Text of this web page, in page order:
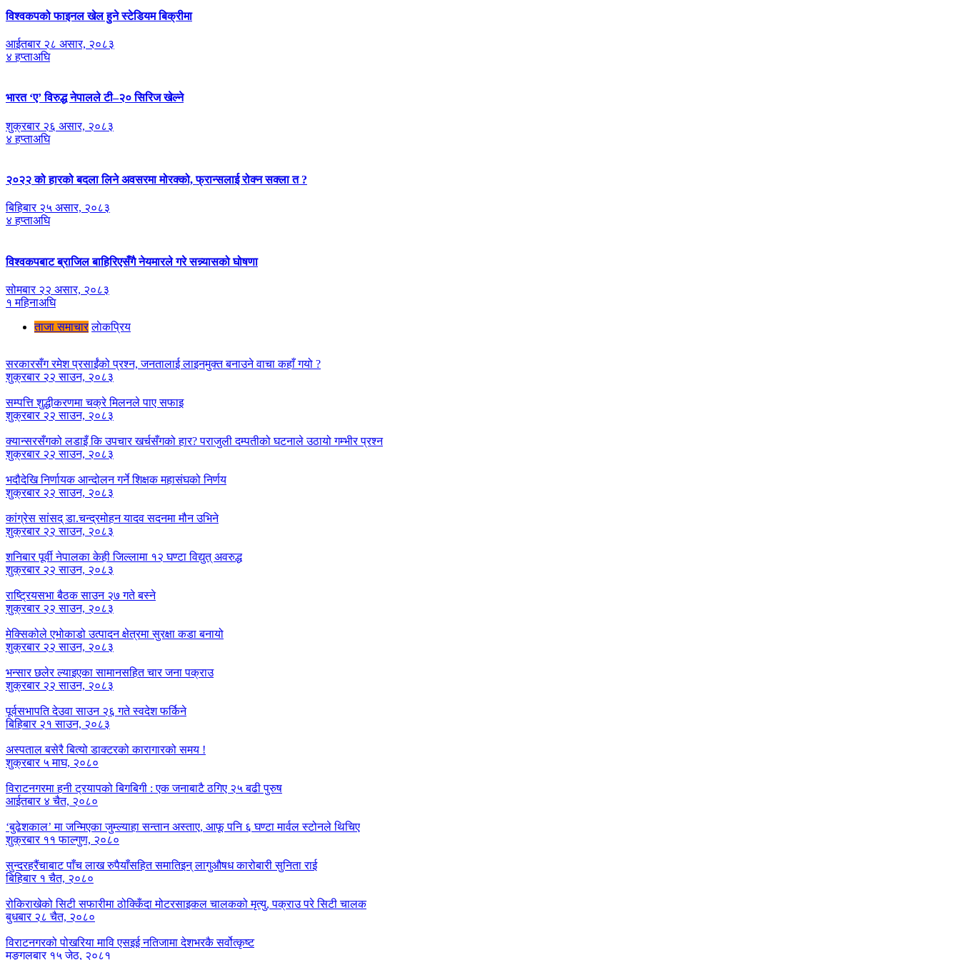
विश्वकपको फाइनल खेल हुने स्टेडियम बिक्रीमा
आईतबार २८ असार, २०८३
४ हप्ताअघि
भारत ‘ए’ विरुद्ध नेपालले टी–२० सिरिज खेल्ने
शुक्रबार २६ असार, २०८३
४ हप्ताअघि
२०२२ को हारको बदला लिने अवसरमा मोरक्को, फ्रान्सलाई रोक्न सक्ला त ?
बिहिबार २५ असार, २०८३
४ हप्ताअघि
विश्वकपबाट ब्राजिल बाहिरिएसँगै नेयमारले गरे सन्न्यासको घोषणा
सोमबार २२ असार, २०८३
१ महिनाअघि
ताजा समाचार लाेकप्रिय
सरकारसँग रमेश प्रसाईंको प्रश्न, जनतालाई लाइनमुक्त बनाउने वाचा कहाँ गयो ?
शुक्रबार २२ साउन, २०८३
सम्पत्ति शुद्धीकरणमा चक्रे मिलनले पाए सफाइ
शुक्रबार २२ साउन, २०८३
क्यान्सरसँगको लडाइँ कि उपचार खर्चसँगको हार? पराजुली दम्पतीको घटनाले उठायो गम्भीर प्रश्न
शुक्रबार २२ साउन, २०८३
भदौदेखि निर्णायक आन्दोलन गर्ने शिक्षक महासंघको निर्णय
शुक्रबार २२ साउन, २०८३
कांग्रेस सांसद् डा‍‍.चन्द्रमोहन यादव सदनमा मौन उभिने
शुक्रबार २२ साउन, २०८३
शनिबार पूर्वी नेपालका केही जिल्लामा १२ घण्टा विद्युत् अवरुद्ध
शुक्रबार २२ साउन, २०८३
राष्ट्रियसभा बैठक साउन २७ गते बस्ने
शुक्रबार २२ साउन, २०८३
मेक्सिकोले एभोकाडो उत्पादन क्षेत्रमा सुरक्षा कडा बनायो
शुक्रबार २२ साउन, २०८३
भन्सार छलेर ल्याइएका सामानसहित चार जना पक्राउ
शुक्रबार २२ साउन, २०८३
पूर्वसभापति देउवा साउन २६ गते स्वदेश फर्किने
बिहिबार २१ साउन, २०८३
अस्पताल बसेरै बित्यो डाक्टरको कारागारको समय !
शुक्रबार ५ माघ, २०८०
विराटनगरमा हनी ट्रयापको बिगबिगी : एक जनाबाटै ठगिए २५ बढी पुरुष
आईतबार ४ चैत, २०८०
‘बुढेशकाल’ मा जन्मिएका जुम्ल्याहा सन्तान अस्ताए, आफू पनि ६ घण्टा मार्वल स्टोनले थिचिए
शुक्रबार ११ फाल्गुण, २०८०
सुन्दरहरैंचाबाट पाँच लाख रुपैयाँसहित समातिइन् लागुऔषध कारोबारी सुनिता राई
बिहिबार १ चैत, २०८०
रोकिराखेको सिटी सफारीमा ठोक्किँदा मोटरसाइकल चालकको मृत्यु, पक्राउ परे सिटी चालक
बुधबार २८ चैत, २०८०
विराटनगरको पोखरिया मावि एसइई नतिजामा देशभरकै सर्वोत्कृष्ट
मङ्गलबार १५ जेठ, २०८१